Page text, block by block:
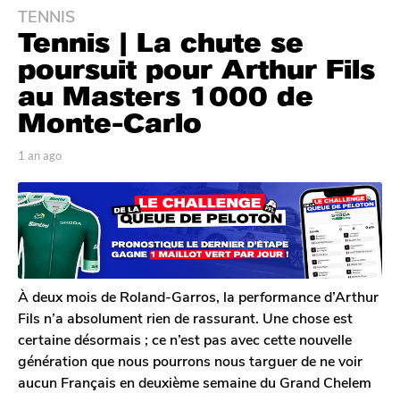
1
a
a
g
o
n
a
g
o
TENNIS
Tennis | La chute se
poursuit pour Arthur Fils
au Masters 1000 de
Monte-Carlo
p
r
T
o
m
G
a
l
e
r
o
n
1 an ago
a
g
À deux mois de Roland-Garros, la performance d’Arthur
Fils n’a absolument rien de rassurant. Une chose est
certaine désormais ; ce n’est pas avec cette nouvelle
génération que nous pourrons nous targuer de ne voir
aucun Français en deuxième semaine du Grand Chelem